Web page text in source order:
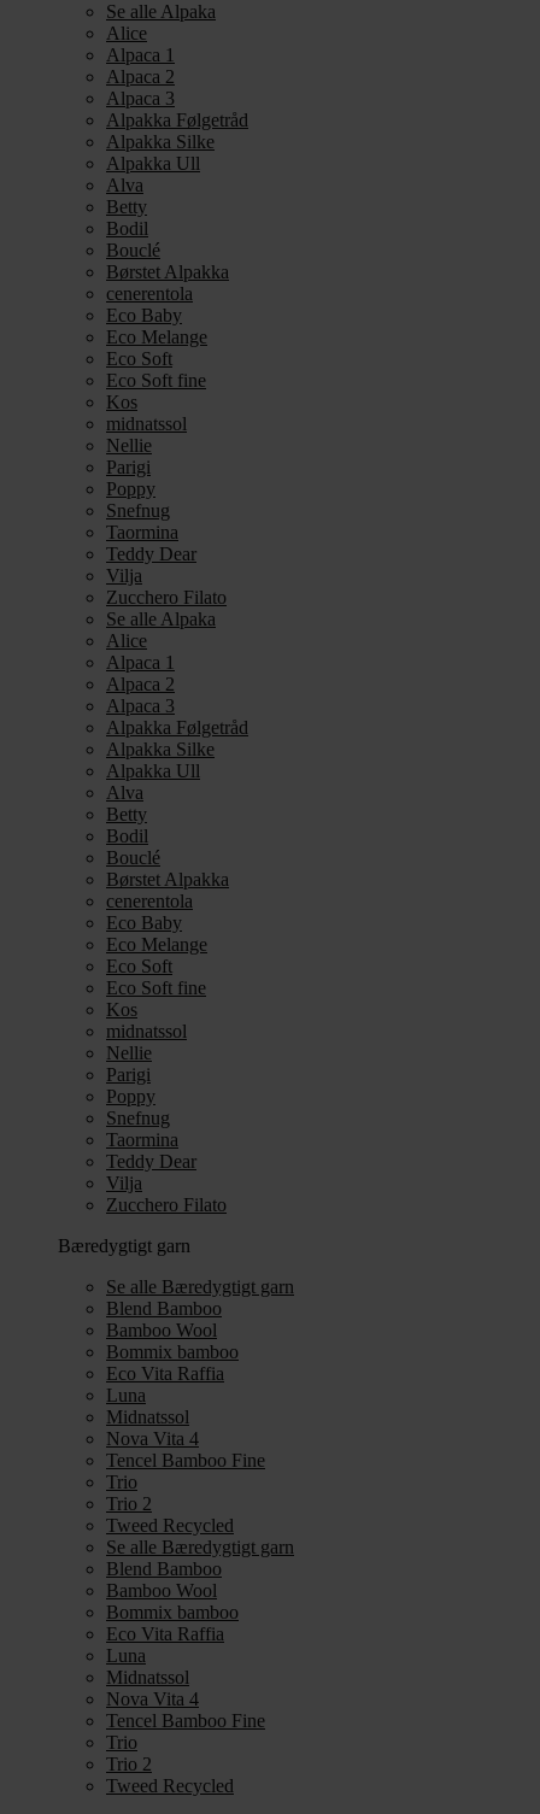
Se alle Alpaka
Alice
Alpaca 1
Alpaca 2
Alpaca 3
Alpakka Følgetråd
Alpakka Silke
Alpakka Ull
Alva
Betty
Bodil
Bouclé
Børstet Alpakka
cenerentola
Eco Baby
Eco Melange
Eco Soft
Eco Soft fine
Kos
midnatssol
Nellie
Parigi
Poppy
Snefnug
Taormina
Teddy Dear
Vilja
Zucchero Filato
Se alle Alpaka
Alice
Alpaca 1
Alpaca 2
Alpaca 3
Alpakka Følgetråd
Alpakka Silke
Alpakka Ull
Alva
Betty
Bodil
Bouclé
Børstet Alpakka
cenerentola
Eco Baby
Eco Melange
Eco Soft
Eco Soft fine
Kos
midnatssol
Nellie
Parigi
Poppy
Snefnug
Taormina
Teddy Dear
Vilja
Zucchero Filato
Bæredygtigt garn
Se alle Bæredygtigt garn
Blend Bamboo
Bamboo Wool
Bommix bamboo
Eco Vita Raffia
Luna
Midnatssol
Nova Vita 4
Tencel Bamboo Fine
Trio
Trio 2
Tweed Recycled
Se alle Bæredygtigt garn
Blend Bamboo
Bamboo Wool
Bommix bamboo
Eco Vita Raffia
Luna
Midnatssol
Nova Vita 4
Tencel Bamboo Fine
Trio
Trio 2
Tweed Recycled